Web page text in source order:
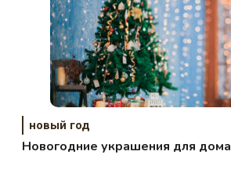
новый год
Новогодние украшения для дома